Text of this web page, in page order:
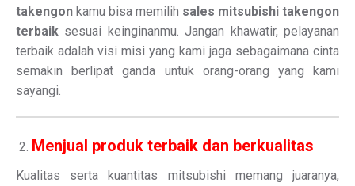
takengon kamu bisa memilih sales mitsubishi takengon
terbaik sesuai keinginanmu. Jangan khawatir, pelayanan
terbaik adalah visi misi yang kami jaga sebagaimana cinta
semakin berlipat ganda untuk orang-orang yang kami
sayangi.
Menjual produk terbaik dan berkualitas
Kualitas serta kuantitas mitsubishi memang juaranya,